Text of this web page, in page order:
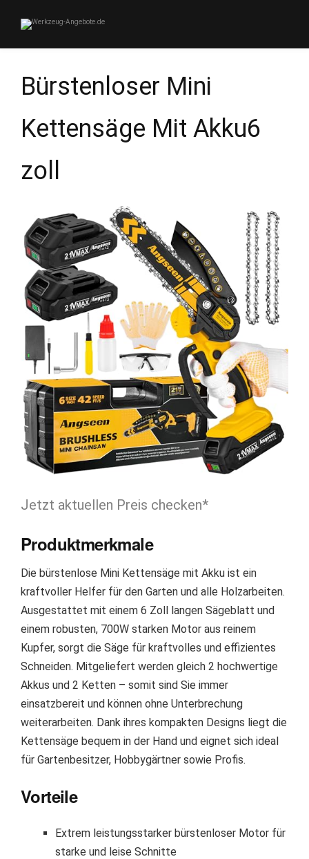
Bürstenloser Mini
Kettensäge Mit Akku6
zoll
Jetzt aktuellen Preis checken*
Produktmerkmale
Die bürstenlose Mini Kettensäge mit Akku ist ein
kraftvoller Helfer für den Garten und alle Holzarbeiten.
Ausgestattet mit einem 6 Zoll langen Sägeblatt und
einem robusten, 700W starken Motor aus reinem
Kupfer, sorgt die Säge für kraftvolles und effizientes
Schneiden. Mitgeliefert werden gleich 2 hochwertige
Akkus und 2 Ketten – somit sind Sie immer
einsatzbereit und können ohne Unterbrechung
weiterarbeiten. Dank ihres kompakten Designs liegt die
Kettensäge bequem in der Hand und eignet sich ideal
für Gartenbesitzer, Hobbygärtner sowie Profis.
Vorteile
Extrem leistungsstarker bürstenloser Motor für
starke und leise Schnitte